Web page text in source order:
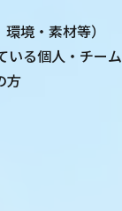
境・素材等）
いる個人・チーム
方